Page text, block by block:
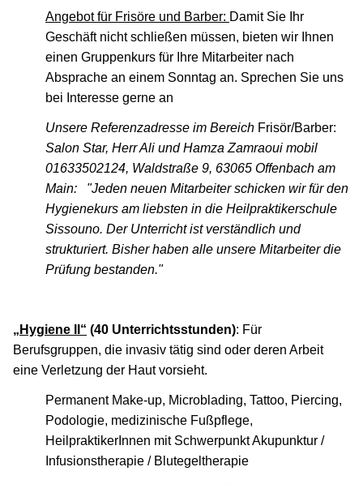
Angebot für Frisöre und Barber: Damit Sie Ihr
Geschäft nicht schließen müssen, bieten wir Ihnen
einen Gruppenkurs für Ihre Mitarbeiter nach
Absprache an einem Sonntag an. Sprechen Sie uns
bei Interesse gerne an
Unsere Referenzadresse im Bereich Frisör/Barber:
Salon Star, Herr Ali und Hamza Zamraoui mobil
01633502124, Waldstraße 9, 63065 Offenbach am
Main: "Jeden neuen Mitarbeiter schicken wir für den
Hygienekurs am liebsten in die Heilpraktikerschule
Sissouno. Der Unterricht ist verständlich und
strukturiert. Bisher haben alle unsere Mitarbeiter die
Prüfung bestanden."
„Hygiene II“ (40 Unterrichtsstunden): Für
Berufsgruppen, die invasiv tätig sind oder deren Arbeit
eine Verletzung der Haut vorsieht.
Permanent Make-up, Microblading, Tattoo, Piercing,
Podologie, medizinische Fußpflege,
HeilpraktikerInnen mit Schwerpunkt Akupunktur /
Infusionstherapie / Blutegeltherapie